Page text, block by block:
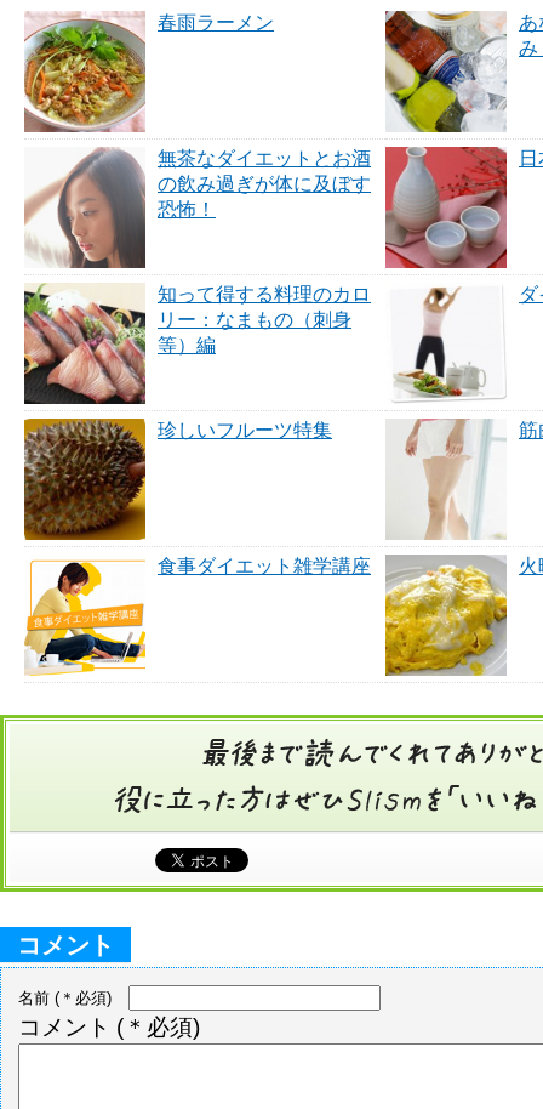
春雨ラーメン
あ
み
無茶なダイエットとお酒
の飲み過ぎが体に及ぼす
恐怖！
知って得する料理のカロ
リー：なまもの（刺身
等）編
珍しいフルーツ特集 筋
食事ダイエット雑学講座 火
コメント
名前 (＊必須)
コメント (＊必須)